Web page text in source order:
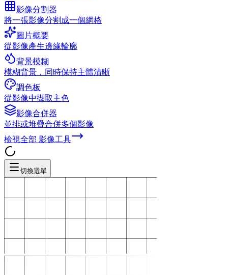
影像分割器
將一張影像分割成一個網格
圖片概要
從影像產生邊緣輪廓
背景模糊
模糊背景，同時保持主體清晰
調色板
從影像中擷取主色
影像合併器
並排或堆疊合併多個影像
檢視全部 影像工具
切換選單